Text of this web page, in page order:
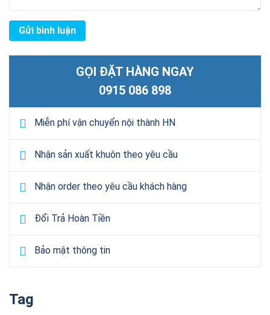
GỌI ĐẶT HÀNG NGAY
0915 086 898
Miễn phí vận chuyển nội thành HN
Nhận sản xuất khuôn theo yêu cầu
Nhận order theo yêu cầu khách hàng
Đổi Trả Hoàn Tiền
Bảo mật thông tin
Tag